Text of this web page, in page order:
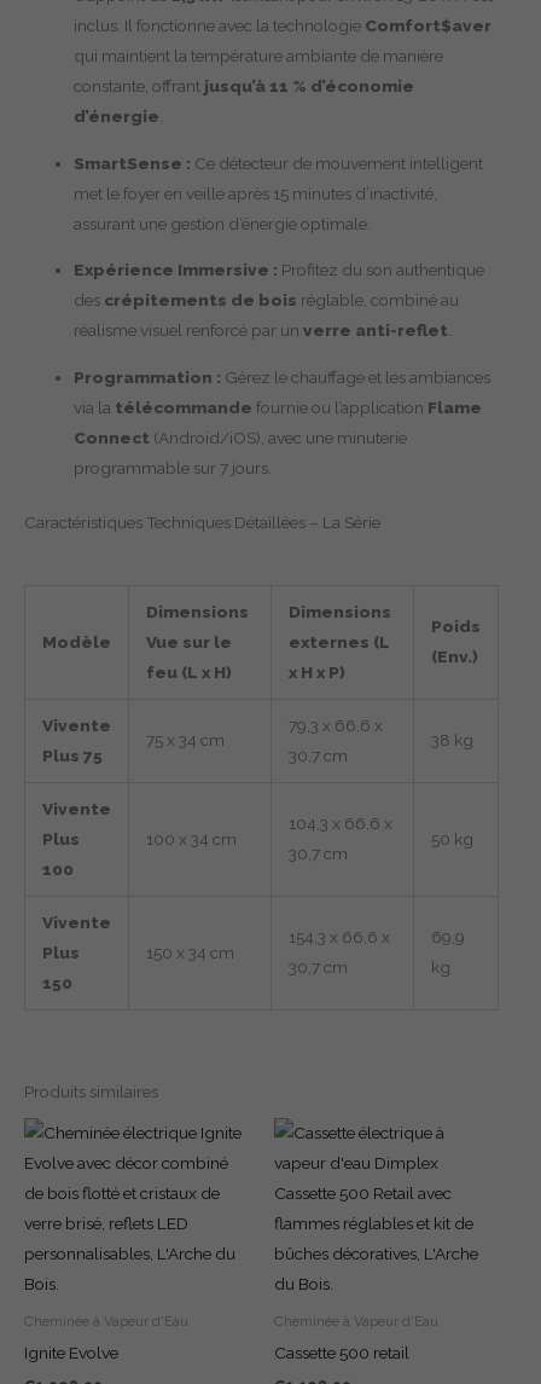
inclus. Il fonctionne avec la technologie Comfort$aver
qui maintient la température ambiante de manière
constante, offrant jusqu’à 11 % d’économie
d’énergie
SmartSense : Ce détecteur de mouvement intelligent
met le foyer en veille après 15 minutes d’inactivité,
assurant une gestion d’énergie optimale.
Expérience Immersive : Profitez du son authentique
des crépitements de bois réglable, combiné au
réalisme visuel renforcé par unverre anti-reflet
Programmation : Gérez le chauffage et les ambiances
via la télécommande fournie ou l’application Flame
Connect (Android/iOS), avec une minuterie
programmable sur 7 jours.
Caractéristiques Techniques Détaillées – La Série
Modèle
Dimensions
Vue sur le
feu (L x H)
Dimensions
externes (L
x H x P)
Poids
(Env.)
Vivente
Plus 75
75 x 34 cm
79,3 x 66,6 x
30,7 cm
38 kg
Vivente
Plus
100
100 x 34 cm
104,3 x 66,6 x
30,7 cm
50 kg
Vivente
Plus
150
150 x 34 cm
154,3 x 66,6 x
30,7 cm
69,9
kg
Produits similaires
Cheminée à Vapeur d'Eau
Ignite Evolve
Cheminée à Vapeur d'Eau
Cassette 500 retail